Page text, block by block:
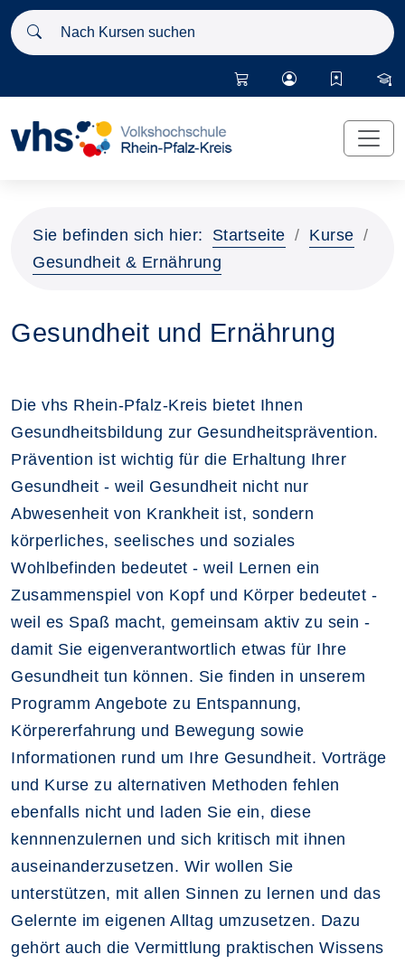
Nach Kursen suchen
Sie befinden sich hier: Startseite
Kurse
Gesundheit & Ernährung
Gesundheit und Ernährung
Die vhs Rhein-Pfalz-Kreis bietet Ihnen
Gesundheitsbildung zur Gesundheitsprävention.
Prävention ist wichtig für die Erhaltung Ihrer
Gesundheit - weil Gesundheit nicht nur
Abwesenheit von Krankheit ist, sondern
körperliches, seelisches und soziales
Wohlbefinden bedeutet - weil Lernen ein
Zusammenspiel von Kopf und Körper bedeutet -
weil es Spaß macht, gemeinsam aktiv zu sein -
damit Sie eigenverantwortlich etwas für Ihre
Gesundheit tun können. Sie finden in unserem
Programm Angebote zu Entspannung,
Körpererfahrung und Bewegung sowie
Informationen rund um Ihre Gesundheit. Vorträge
und Kurse zu alternativen Methoden fehlen
ebenfalls nicht und laden Sie ein, diese
kennnenzulernen und sich kritisch mit ihnen
auseinanderzusetzen. Wir wollen Sie
unterstützen, mit allen Sinnen zu lernen und das
Gelernte im eigenen Alltag umzusetzen. Dazu
gehört auch die Vermittlung praktischen Wissens